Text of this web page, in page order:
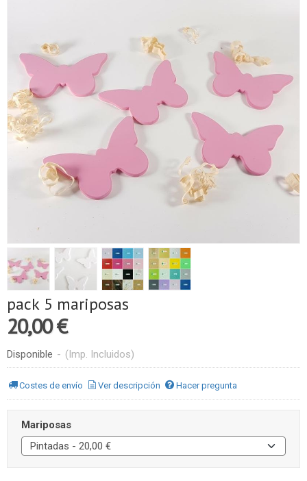
pack 5 mariposas
20,00 €
Disponible - (Imp. Incluidos)
Costes de envío Ver descripción Hacer pregunta
Mariposas